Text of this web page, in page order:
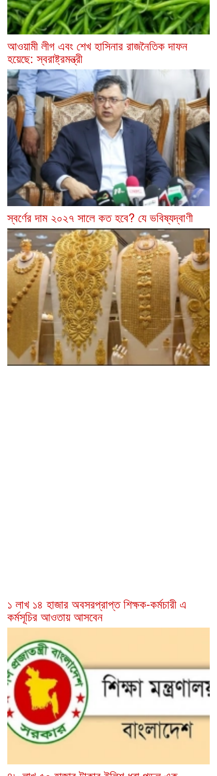
আওয়ামী লীগ এবং শেখ হাসিনার রাজনৈতিক দাফন
হয়েছে: স্বরাষ্ট্রমন্ত্রী
স্বর্ণের দাম ২০২৭ সালে কত হবে? যে ভবিষ্যদ্বাণী
১ লাখ ১৪ হাজার অবসরপ্রাপ্ত শিক্ষক-কর্মচারী এ
কর্মসূচির আওতায় আসবেন